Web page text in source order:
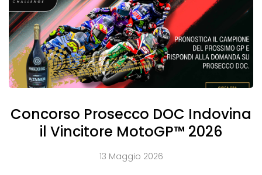
Concorso Prosecco DOC Indovina
il Vincitore MotoGP™ 2026
13 Maggio 2026